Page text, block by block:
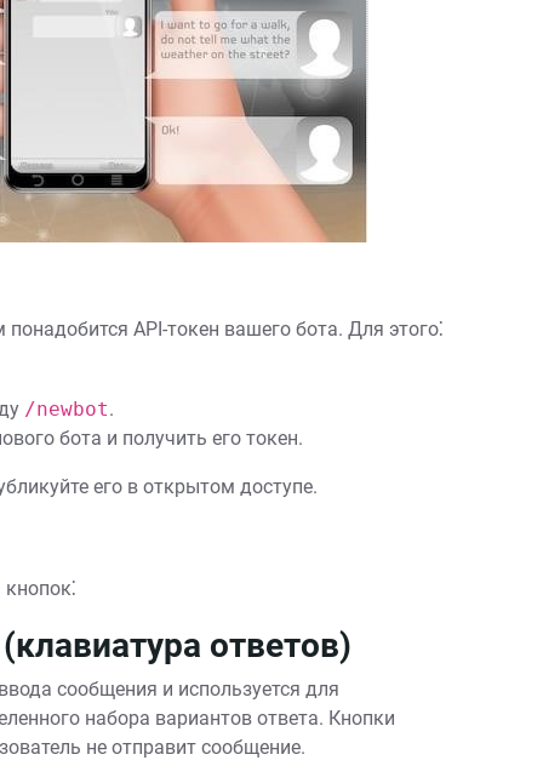
API-токен вашего бота. Для этого⁚
/newbot.
бота и получить его токен.
его в открытом доступе.
ответов)
сообщения и используется для
набора вариантов ответа. Кнопки
не отправит сообщение.